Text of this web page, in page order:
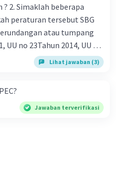
peraturan tersebut SBG
atau tumpang
MPR NO I / MPR/ 2003
26 , Pasal 27,pasal ,pasal
dan pasal 33 )
Lihat jawaban (3)
Jawaban terverifikasi